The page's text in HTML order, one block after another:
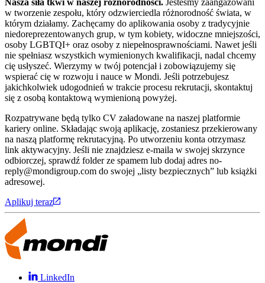
w tworzenie zespołu, który odzwierciedla różnorodność świata, w
którym działamy. Zachęcamy do aplikowania osoby z tradycyjnie
niedoreprezentowanych grup, w tym kobiety, widoczne mniejszości,
osoby LGBTQI+ oraz osoby z niepełnosprawnościami. Nawet jeśli
nie spełniasz wszystkich wymienionych kwalifikacji, nadal chcemy
cię usłyszeć. Wierzymy w twój potencjał i zobowiązujemy się
wspierać cię w rozwoju i nauce w Mondi. Jeśli potrzebujesz
jakichkolwiek udogodnień w trakcie procesu rekrutacji, skontaktuj
się z osobą kontaktową wymienioną powyżej.
Rozpatrywane będą tylko CV załadowane na naszej platformie
kariery online. Składając swoją aplikację, zostaniesz przekierowany
na naszą platformę rekrutacyjną. Po utworzeniu konta otrzymasz
link aktywacyjny. Jeśli nie znajdziesz e-maila w swojej skrzynce
odbiorczej, sprawdź folder ze spamem lub dodaj adres no-
reply@mondigroup.com do swojej „listy bezpiecznych” lub książki
adresowej.
Aplikuj teraz
LinkedIn